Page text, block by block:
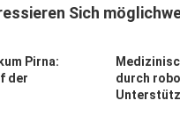
Sich
Pirna:
der
durch